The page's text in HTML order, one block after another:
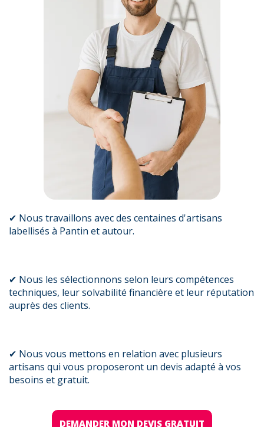
✔ Nous travaillons avec des centaines d'artisans
labellisés à Pantin et autour.
✔ Nous les sélectionnons selon leurs compétences
techniques, leur solvabilité financière et leur réputation
auprès des clients.
✔ Nous vous mettons en relation avec plusieurs
artisans qui vous proposeront un devis adapté à vos
besoins et gratuit.
DEMANDER MON DEVIS GRATUIT